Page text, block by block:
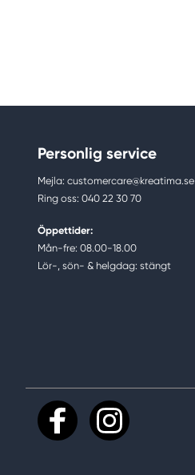
Personlig service
Mejla: customercare@kreatima.se
Ring oss: 040 22 30 70
Öppettider:
Mån-fre: 08.00-18.00
Lör-, sön- & helgdag: stängt